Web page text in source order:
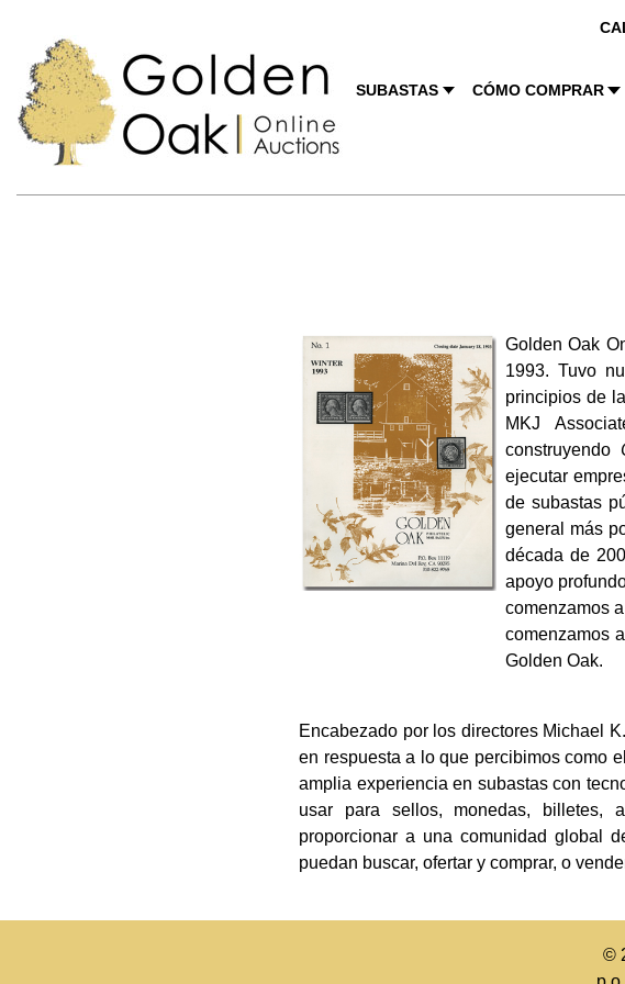
SUBASTAS CÓMO COMPRAR
Golden Oak
1993. Tuvo
principios de
MKJ
construyendo
ejecutar
de subastas
general más
década de
apoyo
comenzamos
comenzamos
Golden Oak.
Encabezado por los directores Michael
en respuesta a lo que percibimos como
amplia experiencia en subastas con
usar para sellos, monedas, billetes,
proporcionar a una comunidad global
puedan buscar, ofertar y comprar, o
©